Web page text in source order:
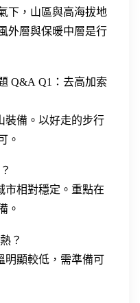
下，山區與高海拔地
外層與保暖中層是行
Q&A Q1：去高加索
裝備。以好走的步行
。
市相對穩定。重點在
。
？
明顯較低，需準備可